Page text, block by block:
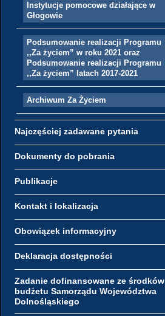
Instytucje pomocowe działające w
Głogowie
Podsumowanie realizacji Programu
,,Za życiem” w roku 2021 oraz
Podsumowanie realizacji Programu
,,Za życiem” latach 2017-2021
Archiwum Za Życiem
Najczęściej zadawane pytania
Dokumenty do pobrania
Publikacje
Kontakt i lokalizacja
Obowiązek informacyjny
Deklaracja dostępności
Zadanie dofinansowane ze środków
budżetu Samorządu Województwa
Dolnośląskiego